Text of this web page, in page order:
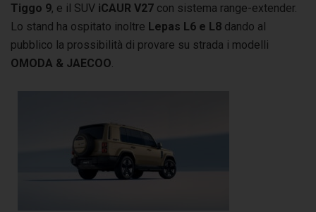
Tiggo 9, e il SUV iCAUR V27 con sistema range-extender.
Lo stand ha ospitato inoltre Lepas L6 e L8 dando al
pubblico la prossibilità di provare su strada i modelli
OMODA & JAECOO